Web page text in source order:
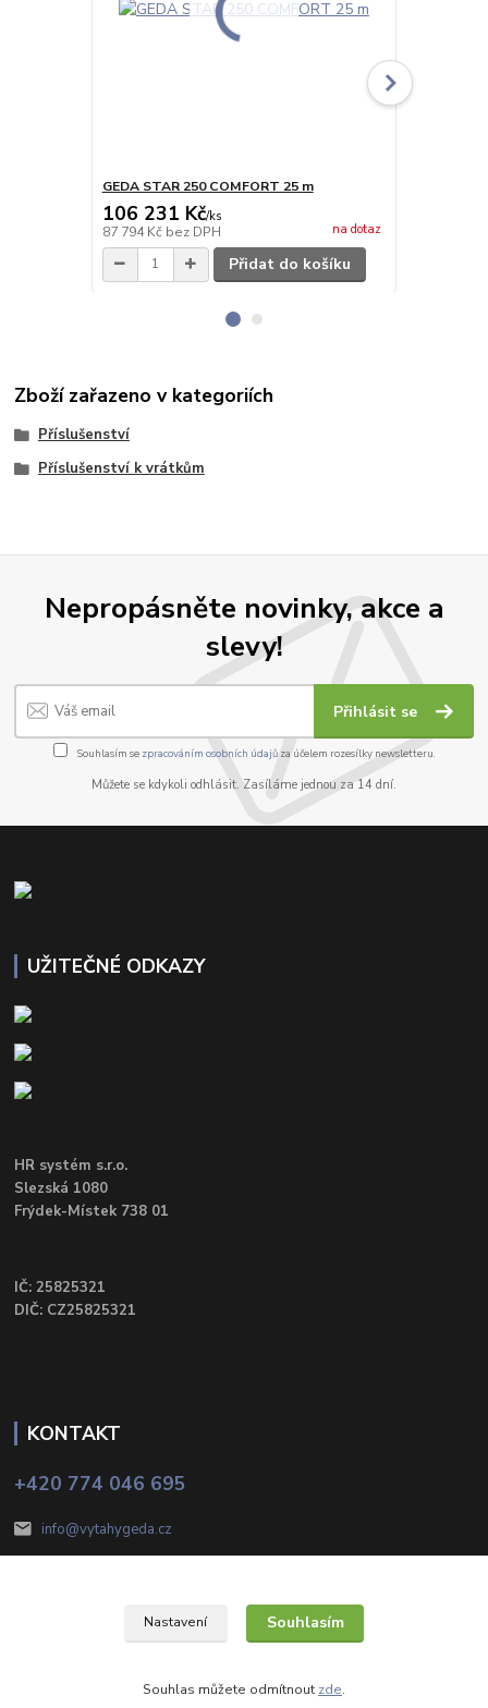
GEDA STAR 250 COMFORT 25 m
106 231 Kč/ks
87 794 Kč bez DPH na dotaz
Přidat do košíku
Zboží zařazeno v kategoriích
Příslušenství
Příslušenství k vrátkům
Nepropásněte novinky, akce a
slevy!
Přihlásit se
Souhlasím se zpracováním osobních údajůza účelem rozesílky newsletteru.
Můžete se kdykoli odhlásit. Zasíláme jednou za 14 dní.
UŽITEČNÉ ODKAZY
HR systém s.r.o.
Slezská 1080
Frýdek-Místek 738 01
IČ: 25825321
DIČ: CZ25825321
KONTAKT
+420 774 046 695
info@vytahygeda.cz
HR systém, s.r.o. 2025
Nastavení Souhlasím
Souhlas můžete odmítnout zde.